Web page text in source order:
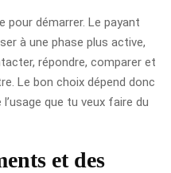
pour démarrer. Le payant
à une phase plus active,
répondre, comparer et
Le bon choix dépend donc
que tu veux faire du
et des